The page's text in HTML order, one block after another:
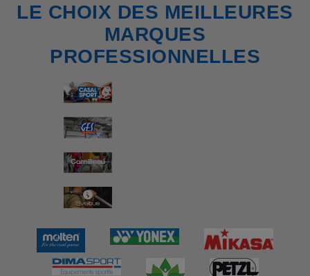
LE CHOIX DES MEILLEURES
MARQUES
PROFESSIONNELLES